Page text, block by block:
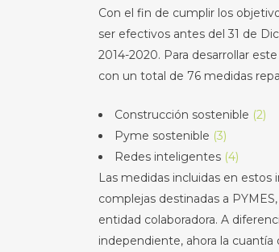
Con el fin de cumplir los
ser efectivos antes del 31 de
2014-2020. Para desarrollar
con un total de 76 medidas
Construcción sostenible (2)
Pyme sostenible (3)
Redes inteligentes (4)
Las medidas incluidas en
complejas destinadas a
entidad colaboradora. A
independiente, ahora la